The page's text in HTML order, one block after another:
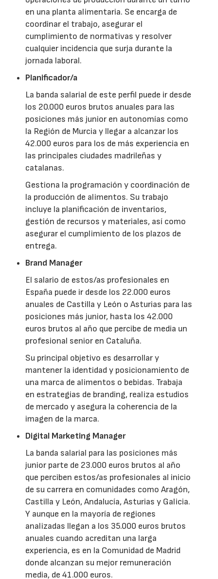
en una planta alimentaria. Se encarga de
coordinar el trabajo, asegurar el
cumplimiento de normativas y resolver
cualquier incidencia que surja durante la
jornada laboral.
Planificador/a
La banda salarial de este perfil puede ir desde
los 20.000 euros brutos anuales para las
posiciones más junior en autonomías como
la Región de Murcia y llegar a alcanzar los
42.000 euros para los de más experiencia en
las principales ciudades madrileñas y
catalanas.
Gestiona la programación y coordinación de
la producción de alimentos. Su trabajo
incluye la planificación de inventarios,
gestión de recursos y materiales, así como
asegurar el cumplimiento de los plazos de
entrega.
Brand Manager
El salario de estos/as profesionales en
España puede ir desde los 22.000 euros
anuales de Castilla y León o Asturias para las
posiciones más junior, hasta los 42.000
euros brutos al año que percibe de media un
profesional senior en Cataluña.
Su principal objetivo es desarrollar y
mantener la identidad y posicionamiento de
una marca de alimentos o bebidas. Trabaja
en estrategias de branding, realiza estudios
de mercado y asegura la coherencia de la
imagen de la marca.
Digital Marketing Manager
La banda salarial para las posiciones más
junior parte de 23.000 euros brutos al año
que perciben estos/as profesionales al inicio
de su carrera en comunidades como Aragón,
Castilla y León, Andalucía, Asturias y Galicia.
Y aunque en la mayoría de regiones
analizadas llegan a los 35.000 euros brutos
anuales cuando acreditan una larga
experiencia, es en la Comunidad de Madrid
donde alcanzan su mejor remuneración
media, de 41.000 euros.